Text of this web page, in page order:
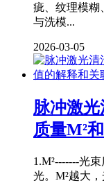
疵、纹理模糊
与洗模...
2026-03-05
脉冲激
质量M²
1.M²-------光
光。M²越大